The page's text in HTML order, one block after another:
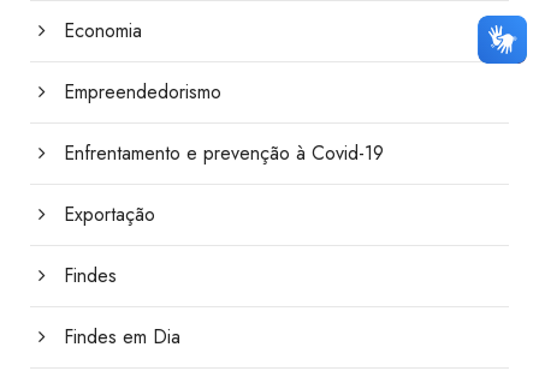
Economia
Empreendedorismo
Enfrentamento e prevenção à Covid-19
Exportação
Findes
Findes em Dia